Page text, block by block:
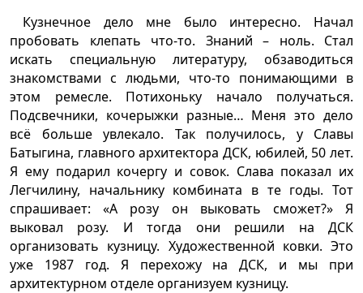
Кузнечное дело мне было интересно. Начал
пробовать клепать что-то. Знаний – ноль. Стал
искать специальную литературу, обзаводиться
знакомствами с людьми, что-то понимающими в
этом ремесле. Потихоньку начало получаться.
Подсвечники, кочерыжки разные… Меня это дело
всё больше увлекало. Так получилось, у Славы
Батыгина, главного архитектора ДСК, юбилей, 50 лет.
Я ему подарил кочергу и совок. Слава показал их
Легчилину, начальнику комбината в те годы. Тот
спрашивает: «А розу он выковать сможет?» Я
выковал розу. И тогда они решили на ДСК
организовать кузницу. Художественной ковки. Это
уже 1987 год. Я перехожу на ДСК, и мы при
архитектурном отделе организуем кузницу.